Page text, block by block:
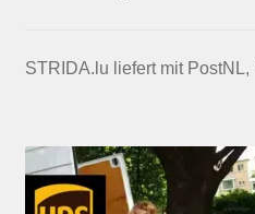
STRIDA.lu liefert mit